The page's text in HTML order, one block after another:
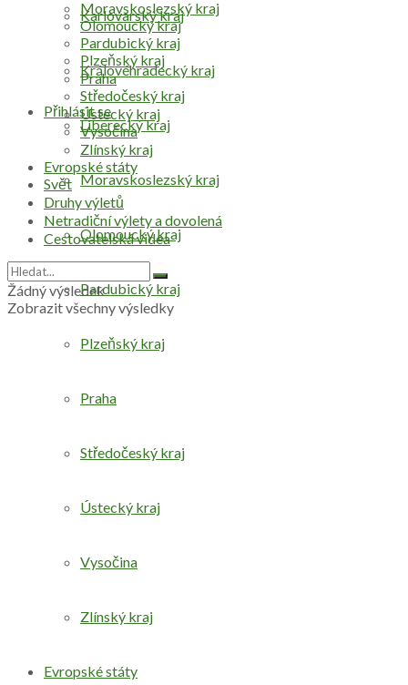
Přihlásit se
Karlovarský kraj
Královéhradecký kraj
Liberecký kraj
Moravskoslezský kraj
Olomoucký kraj
Pardubický kraj
Plzeňský kraj
Praha
Středočeský kraj
Ústecký kraj
Vysočina
Zlínský kraj
Evropské státy
Moravskoslezský kraj
Olomoucký kraj
Pardubický kraj
Plzeňský kraj
Praha
Středočeský kraj
Ústecký kraj
Vysočina
Zlínský kraj
Evropské státy
Svět
Druhy výletů
Netradiční výlety a dovolená
Cestovatelská videa
Žádný výsledek
Zobrazit všechny výsledky